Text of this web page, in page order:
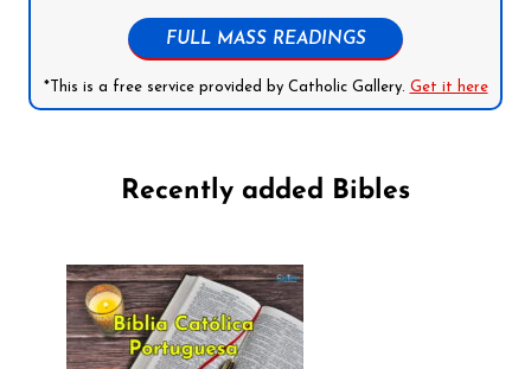
FULL MASS READINGS
*This is a free service provided by Catholic Gallery. Get it here
Recently added Bibles